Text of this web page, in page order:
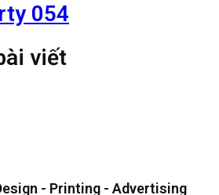
054
viết
- Printing - Advertising